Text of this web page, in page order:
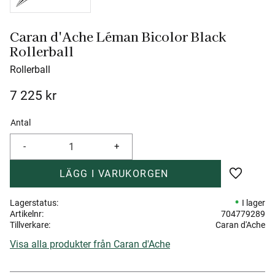
Caran d'Ache Léman Bicolor Black
Rollerball
Rollerball
7 225 kr
Antal
+
-
Lägg till
Lagerstatus
I lager
Artikelnr
704779289
Tillverkare
Caran d'Ache
Visa alla produkter från Caran d'Ache